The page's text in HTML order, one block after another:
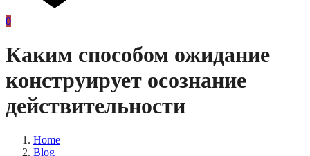
0
Каким способом ожидание
конструирует осознание
действительности
Home
Blog